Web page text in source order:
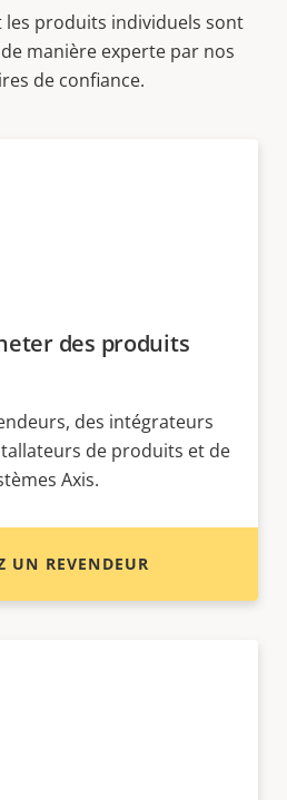
les produits individuels sont
manière experte par nos
de confiance.
des produits
des intégrateurs
de produits et de
Axis.
UN REVENDEUR